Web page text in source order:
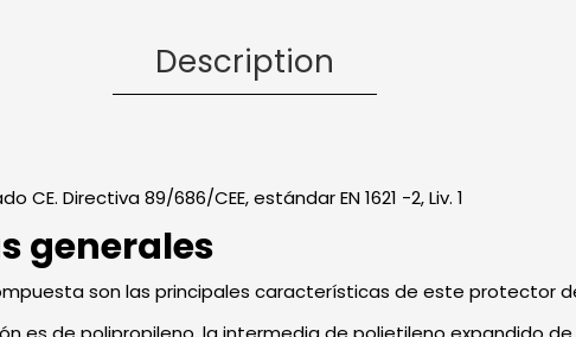
Description
Directiva 89/686/CEE, estándar EN 1621 -2, Liv. 1
generales
son las principales características de este protector